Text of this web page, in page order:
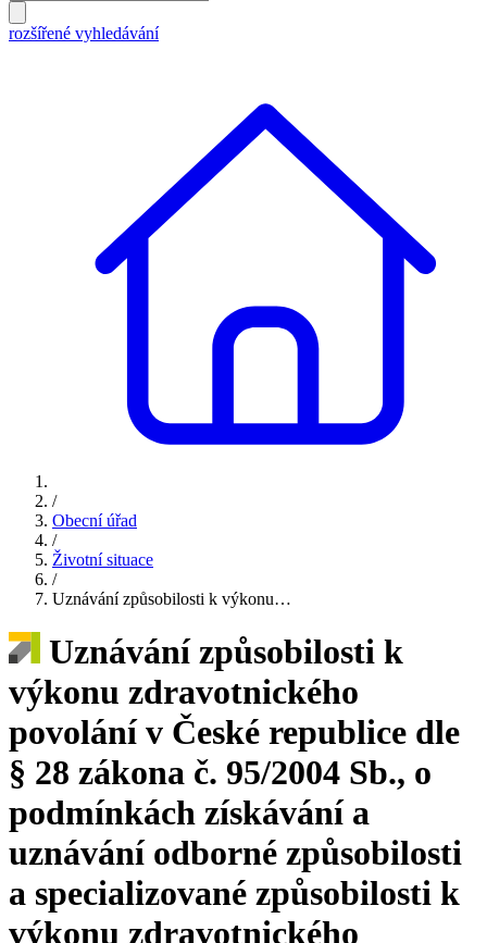
rozšířené vyhledávání
/
Obecní úřad
/
Životní situace
/
Uznávání způsobilosti k výkonu…
Uznávání způsobilosti k
výkonu zdravotnického
povolání v České republice dle
§ 28 zákona č. 95/2004 Sb., o
podmínkách získávání a
uznávání odborné způsobilosti
a specializované způsobilosti k
výkonu zdravotnického